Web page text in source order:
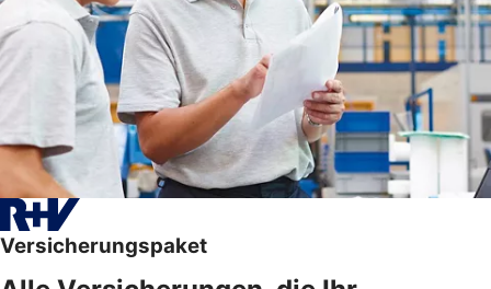
Versicherungspaket